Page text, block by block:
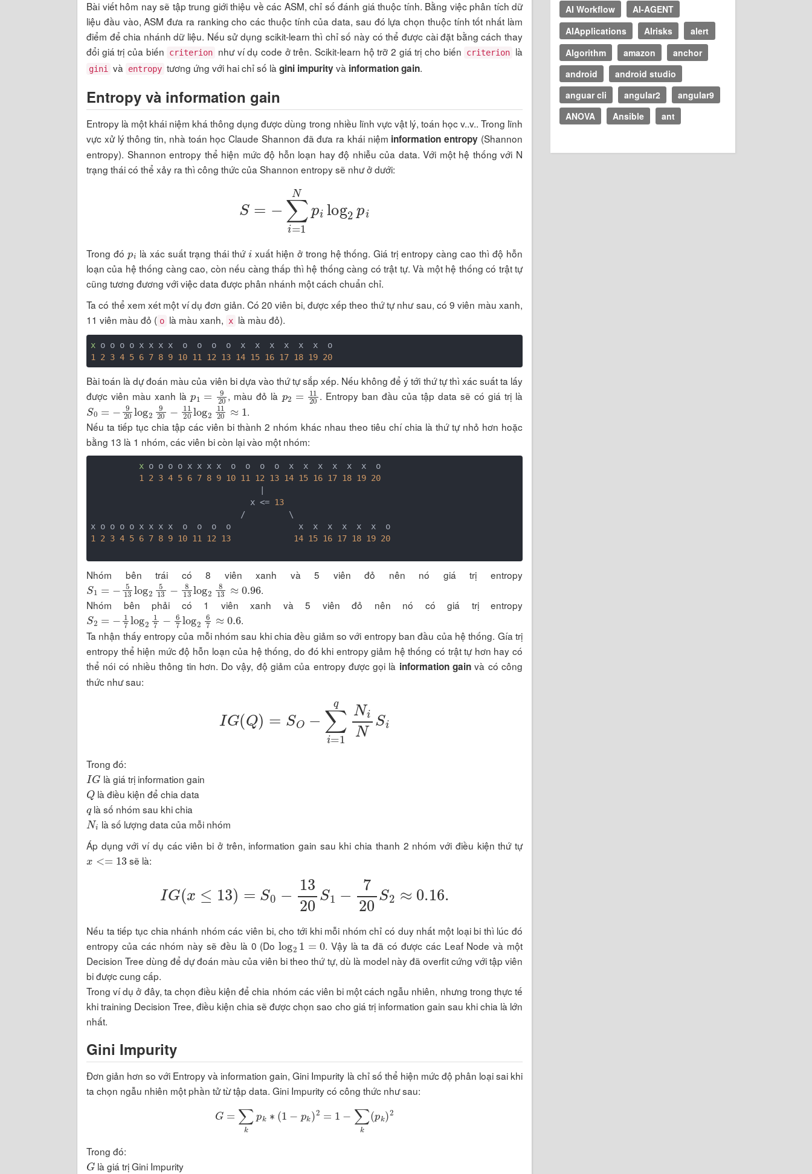
Bài viết hôm nay sẽ tập trung giới thiệu về các ASM, chỉ số đánh giá thuộc tính. Bằng việc phân tích dữ
liệu đầu vào, ASM đưa ra ranking cho các thuộc tính của data, sau đó lựa chọn thuộc tính tốt nhất làm
điểm để chia nhánh dữ liệu. Nếu sử dụng scikit-learn thì chỉ số này có thể được cài đặt bằng cách thay
đổi giá trị của biến
criterion như ví dụ code ở trên. Scikit-learn hộ trỡ 2 giá trị cho biến criterion là
gini và entropy tương ứng với hai chỉ số là gini impurityvà information gain.
Entropy và information gain
Entropy là một khái niệm khá thông dụng được dùng trong nhiều lĩnh vực vật lý, toán học v..v.. Trong lĩnh
vực xử lý thông tin, nhà toán học Claude Shannon đã đưa ra khái niệm information entropy (Shannon
entropy). Shannon entropy thể hiện mức độ hỗn loạn hay độ nhiễu của data. Với một hệ thống với N
trạng thái có thể xảy ra thì công thức của Shannon entropy sẽ như ở dưới:
=1
Trong đó là xác suất trạng thái thứ xuất hiện ở trong hệ thống. Giá trị entropy càng cao thì độ hỗn
loạn của hệ thống càng cao, còn nếu càng thấp thì hệ thống càng có trật tự. Và một hệ thống có trật tự
cũng tương đương với việc data được phân nhánh một cách chuẩn chỉ.
Ta có thể xem xét một ví dụ đơn giản. Có 20 viên bi, được xếp theo thứ tự như sau, có 9 viên màu xanh,
11 viên màu đỏ ( o là màu xanh, x là màu đỏ).
x
1
2 3 4 5 6 7 8 9 10 11 12 13 14 15 16 17 18 19 20
Bài toán là dự đoán màu của viên bi dựa vào thứ tự sắp xếp. Nếu không để ý tới thứ tự thì xác suất ta lấy
được viên màu xanh làp1= 920, màu đỏ là p2=1120. Entropy ban đầu của tập data sẽ có giá trị là
S0=−920 log2 920− 1120 log 211 20≈ 1
.
Nếu ta tiếp tục chia tập các viên bi thành 2 nhóm khác nhau theo tiêu chí chia là thứ tự nhỏ hơn hoặc
bằng 13 là 1 nhóm, các viên bi còn lại vào một nhóm:
x o o o o x x x x  o  o  o  o  x  x  x  x  x  x  o
1 2 3 4 5 6 7 8 9 10 11 12 13 14 15 16 17 18 19 20
                                 x <=
13
1 2 3 4 5 6 7 8 9 10 11 12 13 14 15 16 17 18 19 20
Nhóm bên trái có 8 viên xanh và 5 viên đỏ nên nó giá trị entropy
S1=− 13log 513 813 log2 813≈0.96.
Nhóm bên phải có 1 viên xanh và 5 viên đỏ nên nó có giá trị entropy
S2=− 7log 7−6 log2 7≈ 0.6
.
Ta nhận thấy entropy của mỗi nhóm sau khi chia đều giảm so với entropy ban đầu của hệ thống. Gía trị
entropy thể hiện mức độ hỗn loạn của hệ thống, do đó khi entropy giảm hệ thống có trật tự hơn hay có
thể nói có nhiều thông tin hơn. Do vậy, độ giảm của entropy được gọi là information gain và có công
thức như sau:
N Si
Trong đó:
IG là giá trị information gain
Q là điều kiện để chia data
qlà số nhóm sau khi chia
Ni là số lượng data của mỗi nhóm
Áp dụng với ví dụ các viên bi ở trên, information gain sau khi chia thanh 2 nhóm với điều kiện thứ tự
x<=13 sẽ là:
20S ≈0.16
Nếu ta tiếp tục chia nhánh nhóm các viên bi, cho tới khi mỗi nhóm chỉ có duy nhất một loại bi thì lúc đó
entropy của các nhóm này sẽ đều là 0 (Dolog21=0
. Vậy là ta đã có được các Leaf Node và một
Decision Tree dùng để dự đoán màu của viên bi theo thứ tự, dù là model này đã overfit cứng với tập viên
bi được cung cấp.
Trong ví dụ ở đây, ta chọn điều kiện để chia nhóm các viên bi một cách ngẫu nhiên, nhưng trong thực tế
khi training Decision Tree, điều kiện chia sẽ được chọn sao cho giá trị information gain sau khi chia là lớn
nhất.
Gini Impurity
Đơn giản hơn so với Entropy và information gain, Gini Impurity là chỉ số thể hiện mức độ phân loại sai khi
ta chọn ngẫu nhiên một phần tử từ tập data. Gini Impurity có công thức như sau:
G=∑ ∗(1 2= −∑ pk)2
Trong đó:
G là giá trị Gini Impurity
AI Workflow
AI-AGENT
AIApplications
AIrisks
alert
Algorithm
amazon
anchor
android
android studio
anguar cli
angular2
angular9
ANOVA
Ansible ant